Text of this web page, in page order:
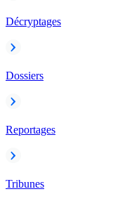
Décryptages
Dossiers
Reportages
Tribunes